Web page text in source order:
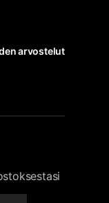
arvostelut